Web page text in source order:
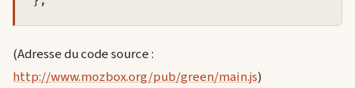
(Adresse du code source :
http://www.mozbox.org/pub/green/main.js)